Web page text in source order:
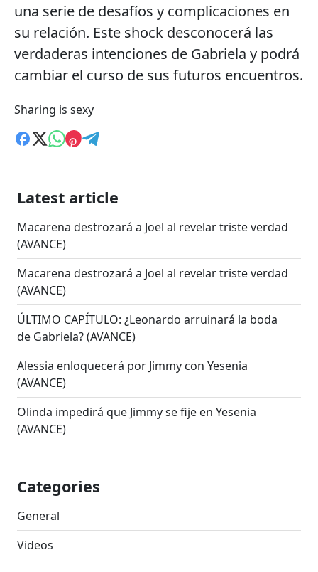
una serie de desafíos y complicaciones en
su relación. Este shock desconocerá las
verdaderas intenciones de Gabriela y podrá
cambiar el curso de sus futuros encuentros.
Sharing is sexy
Latest article
Macarena destrozará a Joel al revelar triste verdad
(AVANCE)
Macarena destrozará a Joel al revelar triste verdad
(AVANCE)
ÚLTIMO CAPÍTULO: ¿Leonardo arruinará la boda
de Gabriela? (AVANCE)
Alessia enloquecerá por Jimmy con Yesenia
(AVANCE)
Olinda impedirá que Jimmy se fije en Yesenia
(AVANCE)
Categories
General
Videos